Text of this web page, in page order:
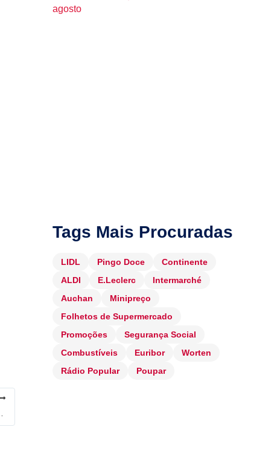
agosto
Tags Mais Procuradas
LIDL Pingo Doce
Continente
ALDI
E.Leclerc
Intermarché
Auchan
Minipreço
Folhetos de Supermercado
Promoções
Segurança Social
Combustíveis
Euribor
Worten
Rádio Popular
Poupar